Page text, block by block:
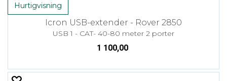
Hurtigvisning
Icron USB-extender - Rover 2850
USB 1 - CAT- 40-80 meter 2 porter
1 100,00